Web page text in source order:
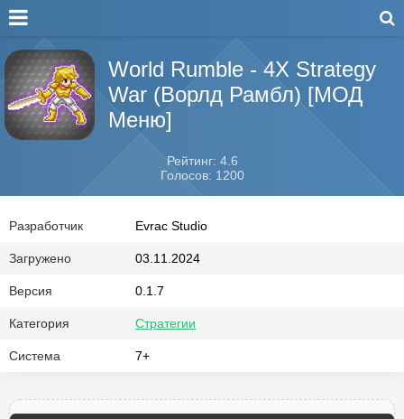
World Rumble - 4X Strategy
War (Ворлд Рамбл) [МОД
Меню]
Рейтинг: 4.6
Голосов: 1200
Разработчик Evrac Studio
Загружено 03.11.2024
Версия 0.1.7
Категория Стратегии
Система 7+